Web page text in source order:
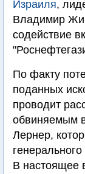
Израиля,
Владимир
содействие
По факту
поданных
проводит
обвиняемым
Лернер,
В настоящее